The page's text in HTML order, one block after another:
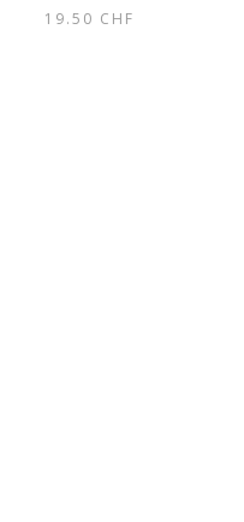
19.50 CHF